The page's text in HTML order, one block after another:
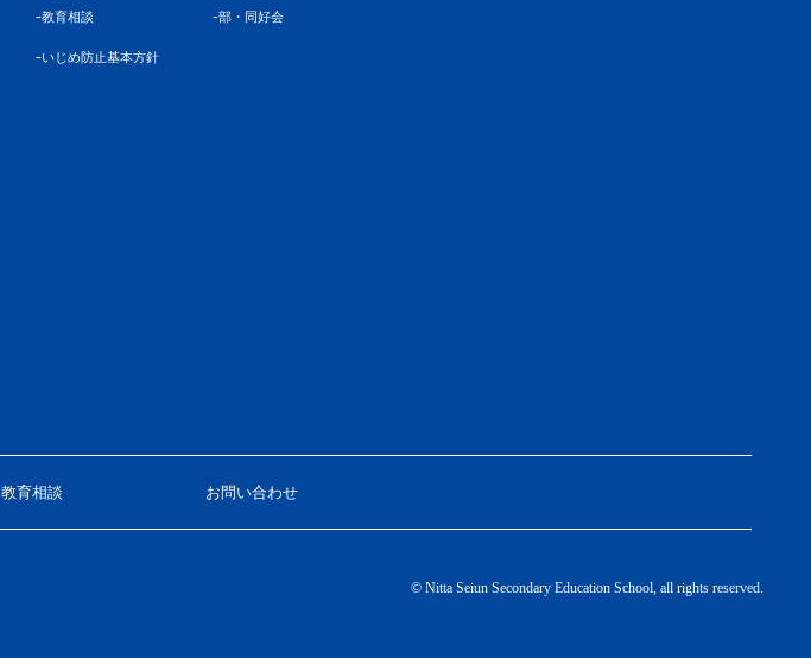
教育相談
いじめ防止基本方針
部・同好会
教育相談 お問い合わせ
© Nitta Seiun Secondary Education School, all rights reserved.